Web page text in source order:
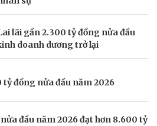
lãi gần 2.300 tỷ đồng nửa đầu
doanh dương trở lại
tỷ đồng nửa đầu năm 2026
đầu năm 2026 đạt hơn 8.600 tỷ